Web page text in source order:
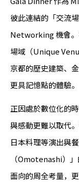
彼此連結的「交流
Networking 機會。
場域（Unique
京都的歷史建築、
更具記憶點的體驗。
正因處於數位化的
與感動更難以取代
日本料理等演出與
（Omotenashi）
面向的周全考量，